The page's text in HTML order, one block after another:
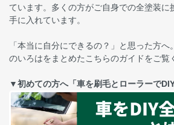
ています。多くの方がご自身での全塗装に
手に入れています。
「本当に自分にできるの？」と思った方
のいろはをまとめたこちらのガイドをご覧
▼初めての方へ「車を刷毛とローラーで